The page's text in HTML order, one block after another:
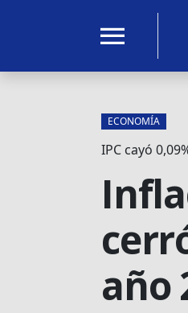
menu
ECONOMÍA
IPC cayó
año